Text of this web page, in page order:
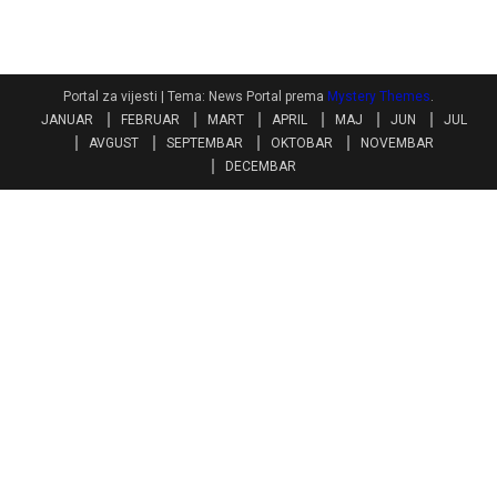
Portal za vijesti | Tema: News Portal prema Mystery Themes
JANUAR
FEBRUAR MART APRIL MAJ JUN
JUL
AVGUST
SEPTEMBAR OKTOBAR
NOVEMBAR
DECEMBAR